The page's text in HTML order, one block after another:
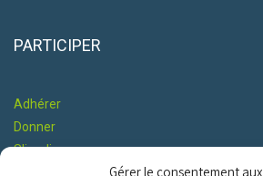
Gérer le consentement aux
PARTICIPER
Adhérer
Donner
S'impliquer
Co-construire le Programme